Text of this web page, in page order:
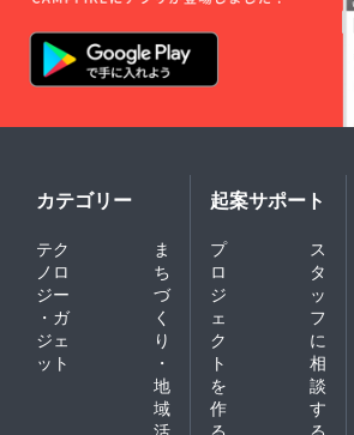
カテゴリー
テク
ノロ
ジー
・ガ
ジェ
ット
ま
ち
づ
く
り
・
地
域
活
起案サポート
プ
ロ
ジ
ェ
ク
ト
を
作
る
ス
タ
ッ
フ
に
相
談
す
る